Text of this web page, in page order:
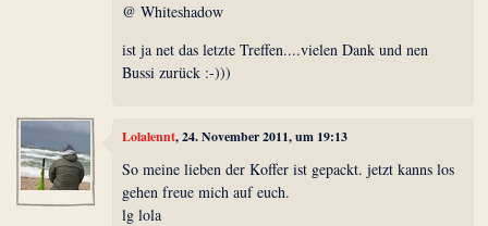
@ Whiteshadow
ist ja net das letzte Treffen....vielen Dank und nen
Bussi zurück :-)))
Lolalennt, 24. November 2011, um 19:13
So meine lieben der Koffer ist gepackt. jetzt kanns los
gehen freue mich auf euch.
lg lola